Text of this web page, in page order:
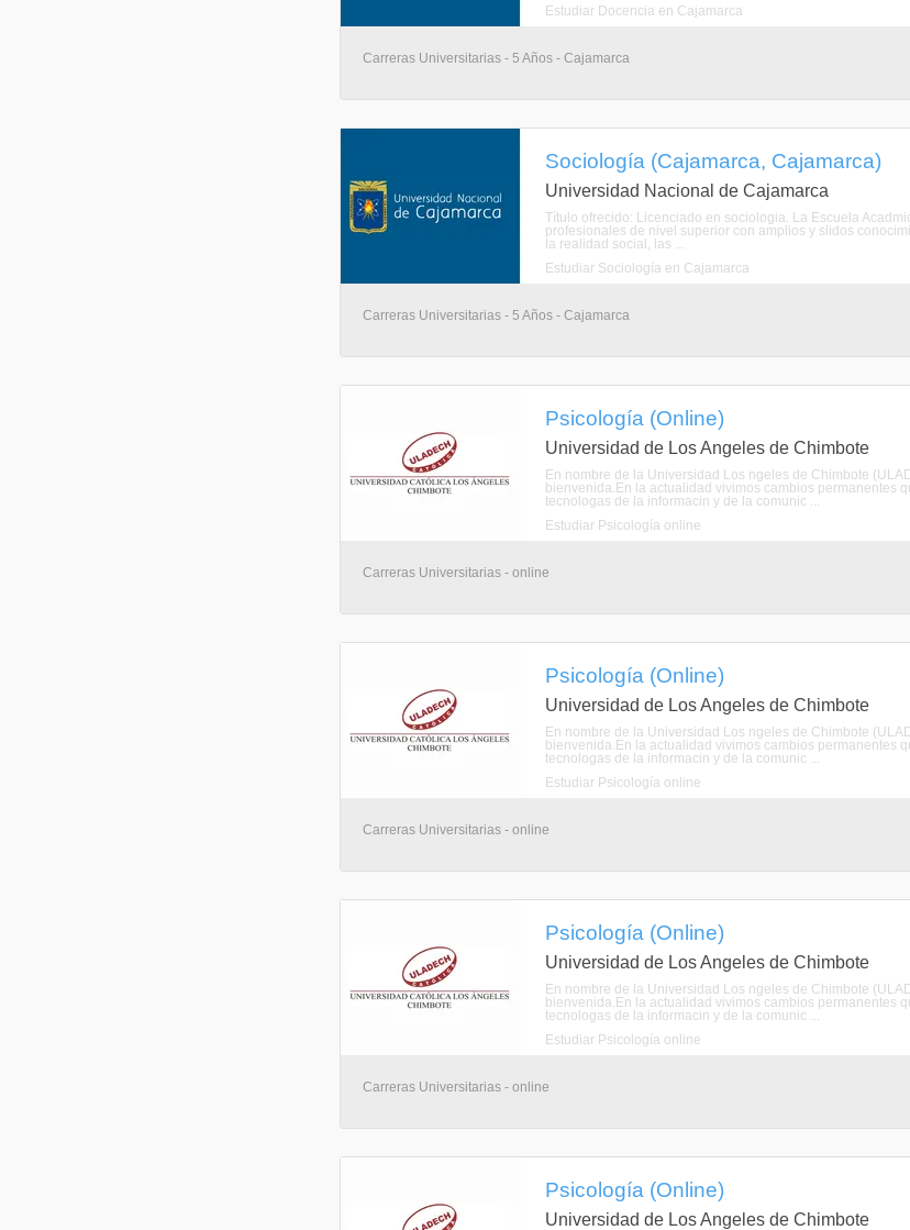
Estudiar Docencia en Cajamarca
Carreras Universitarias - 5 Años - Cajamarca
Sociología (Cajamarca, Cajamarca)
Universidad Nacional de Cajamarca
Título ofrecido: Licenciado en sociologia. La Escuela
profesionales de nivel superior con amplios y slidos
la realidad social, las ...
Estudiar Sociología en Cajamarca
Carreras Universitarias - 5 Años - Cajamarca
Psicología (Online)
Universidad de Los Angeles de Chimbote
En nombre de la Universidad Los ngeles de Chimbote
bienvenida.En la actualidad vivimos cambios permanentes
tecnologas de la informacin y de la comunic ...
Estudiar Psicología online
Carreras Universitarias - online
Psicología (Online)
Universidad de Los Angeles de Chimbote
En nombre de la Universidad Los ngeles de Chimbote
bienvenida.En la actualidad vivimos cambios permanentes
tecnologas de la informacin y de la comunic ...
Estudiar Psicología online
Carreras Universitarias - online
Psicología (Online)
Universidad de Los Angeles de Chimbote
En nombre de la Universidad Los ngeles de Chimbote
bienvenida.En la actualidad vivimos cambios permanentes
tecnologas de la informacin y de la comunic ...
Estudiar Psicología online
Carreras Universitarias - online
Psicología (Online)
Universidad de Los Angeles de Chimbote